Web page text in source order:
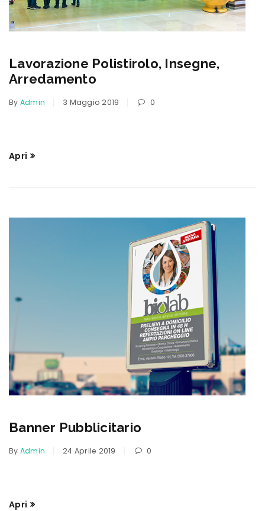
Lavorazione Polistirolo, Insegne,
Arredamento
By Admin 3 Maggio 2019 0
Apri
Banner Pubblicitario
By Admin 24 Aprile 2019 0
Apri